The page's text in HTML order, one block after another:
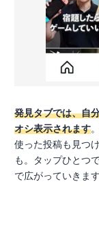
発見タブでは、自
オシ表示されます
使った投稿も見つ
も。タップひとつ
で広がっていきます